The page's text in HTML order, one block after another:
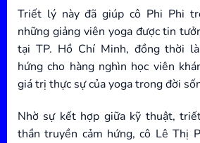
Triết lý này đã giúp cô Phi Phi
những giảng viên yoga được tin
tại TP. Hồ Chí Minh, đồng thời
hứng cho hàng nghìn học viên
giá trị thực sự của yoga trong đời
Nhờ sự kết hợp giữa kỹ thuật,
thần truyền cảm hứng, cô Lê Thị